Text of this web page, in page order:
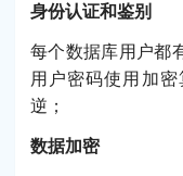
身份认证和鉴别
每个数据库用户都
用户密码使用加
逆；
数据加密